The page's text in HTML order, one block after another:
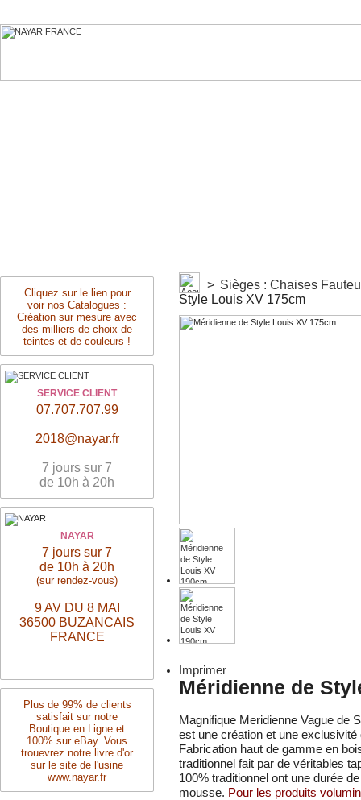
Cliquez sur le lien pour
voir nos Catalogues :
Création sur mesure avec
des milliers de choix de
teintes et de couleurs !
SERVICE CLIENT
07.707.707.99
2018@nayar.fr
7 jours sur 7
de 10h à 20h
NAYAR
7 jours sur 7
de 10h à 20h
(sur rendez-vous)
9 AV DU 8 MAI
36500 BUZANCAIS
FRANCE
Plus de 99% de clients
satisfait sur notre
Boutique en Ligne et
100% sur eBay. Vous
trouevrez notre livre d'or
sur le site de l'usine
www.nayar.fr
> Sièges : Chaises
Style Louis XV 175cm
Imprimer
Méridienne de
Magnifique Meridienne Vague de
est une création et une
Fabrication haut de gamme en
traditionnel fait par de véritables
100% traditionnel ont une durée
mousse. Pour les produits